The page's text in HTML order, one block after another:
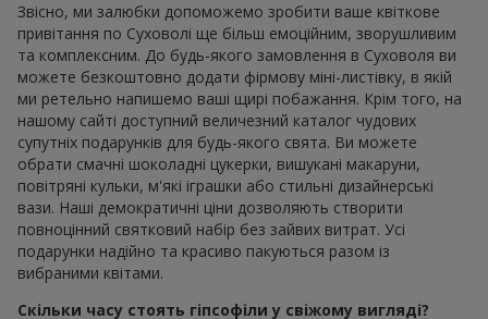
Звісно, ми залюбки допоможемо зробити ваше квіткове
привітання по Суховолі ще більш емоційним, зворушливим
та комплексним. До будь-якого замовлення в Суховоля ви
можете безкоштовно додати фірмову міні-листівку, в якій
ми ретельно напишемо ваші щирі побажання. Крім того, на
нашому сайті доступний величезний каталог чудових
супутніх подарунків для будь-якого свята. Ви можете
обрати смачні шоколадні цукерки, вишукані макаруни,
повітряні кульки, м'які іграшки або стильні дизайнерські
вази. Наші демократичні ціни дозволяють створити
повноцінний святковий набір без зайвих витрат. Усі
подарунки надійно та красиво пакуються разом із
вибраними квітами.
Скільки часу стоять гіпсофіли у свіжому вигляді?